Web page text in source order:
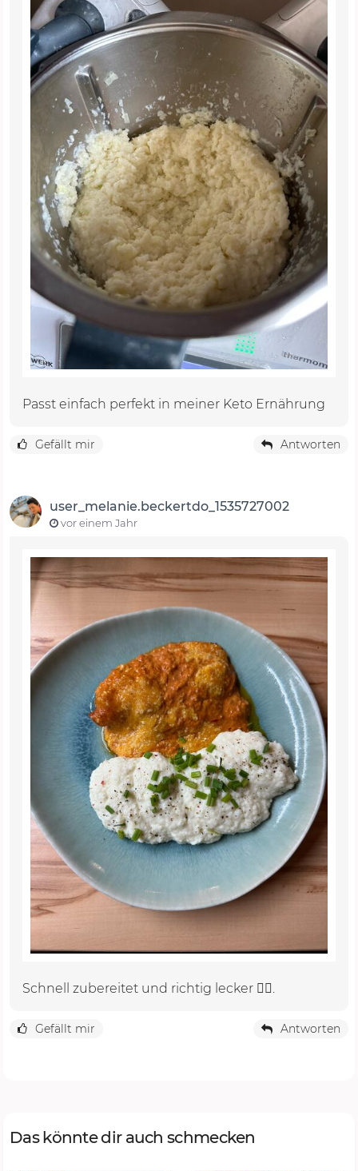
Passt einfach perfekt in meiner Keto Ernährung
Gefällt mir Antworten
user_melanie.beckertdo_1535727002
vor einem Jahr
Schnell zubereitet und richtig lecker 👌🏻.
Gefällt mir Antworten
Das könnte dir auch schmecken